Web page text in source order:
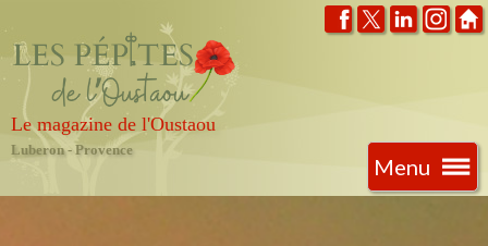
Le magazine de l'Oustaou
Luberon - Provence
Menu